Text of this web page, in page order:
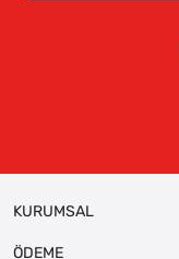
KURUMSAL
ÖDEME